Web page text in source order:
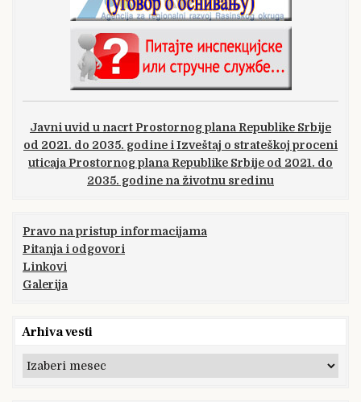
Javni uvid u nacrt Prostornog plana Republike Srbije
od 2021. do 2035. godine i Izveštaj o strateškoj proceni
uticaja Prostornog plana Republike Srbije od 2021. do
2035. godine na životnu sredinu
Pravo na pristup informacijama
Pitanja i odgovori
Linkovi
Galerija
Arhiva vesti
Arhiva
vesti